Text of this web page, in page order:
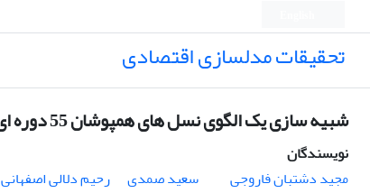
تحقیقات مدلسازی اقتصادی
شبیه سازی یک الگوی نسل های همپوشان 55 دوره ای با رویکرد به سازی نظام بازنشستگی ایران
نویسندگان
مجید دشتبان فاروجی
سعید صمدی رحیم دلالی اصفهانی